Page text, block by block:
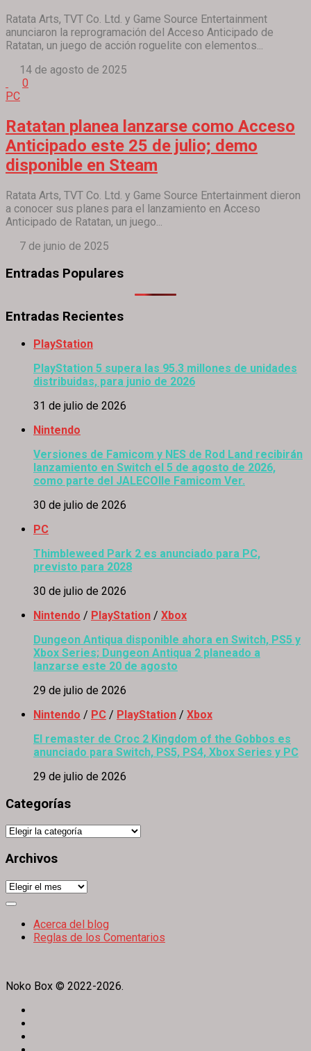
Ratata Arts, TVT Co. Ltd. y Game Source Entertainment
anunciaron la reprogramación del Acceso Anticipado de
Ratatan, un juego de acción roguelite con elementos...
14 de agosto de 2025
0
PC
Ratatan planea lanzarse como Acceso
Anticipado este 25 de julio; demo
disponible en Steam
Ratata Arts, TVT Co. Ltd. y Game Source Entertainment dieron
a conocer sus planes para el lanzamiento en Acceso
Anticipado de Ratatan, un juego...
7 de junio de 2025
Entradas Populares
Entradas Recientes
PlayStation
PlayStation 5 supera las 95.3 millones de unidades
distribuidas, para junio de 2026
31 de julio de 2026
Nintendo
Versiones de Famicom y NES de Rod Land recibirán
lanzamiento en Switch el 5 de agosto de 2026,
como parte del JALECOlle Famicom Ver.
30 de julio de 2026
PC
Thimbleweed Park 2 es anunciado para PC,
previsto para 2028
30 de julio de 2026
Nintendo / PlayStation / Xbox
Dungeon Antiqua disponible ahora en Switch, PS5 y
Xbox Series; Dungeon Antiqua 2 planeado a
lanzarse este 20 de agosto
29 de julio de 2026
Nintendo / PC / PlayStation / Xbox
El remaster de Croc 2 Kingdom of the Gobbos es
anunciado para Switch, PS5, PS4, Xbox Series y PC
29 de julio de 2026
Categorías
Categorías
Archivos
Archivos
Expand
Acerca del blog
Reglas de los Comentarios
Noko Box © 2022-2026.